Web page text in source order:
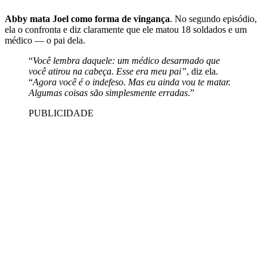
Abby mata Joel como forma de vingança. No segundo episódio,
ela o confronta e diz claramente que ele matou 18 soldados e um
médico — o pai dela.
“Você lembra daquele: um médico desarmado que
você atirou na cabeça. Esse era meu pai”, diz ela.
“Agora você é o indefeso. Mas eu ainda vou te matar.
Algumas coisas são simplesmente erradas.”
PUBLICIDADE